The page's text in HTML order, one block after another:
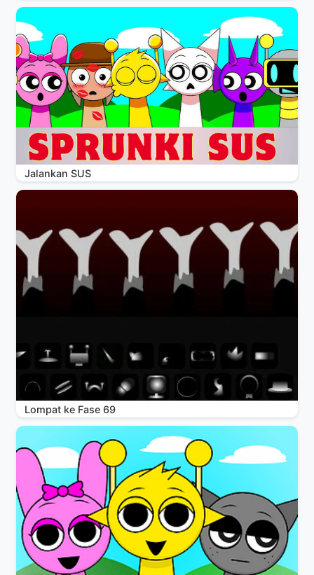
Jalankan SUS
Lompat ke Fase 69